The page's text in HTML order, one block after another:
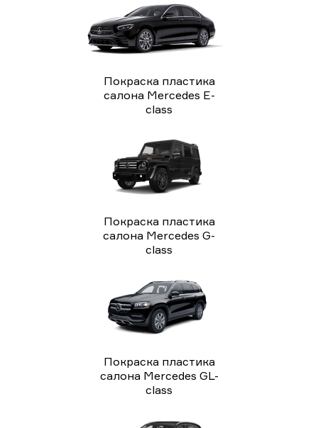
Покраска пластика
салона Mercedes E-
class
Покраска пластика
салона Mercedes G-
class
Покраска пластика
салона Mercedes GL-
class